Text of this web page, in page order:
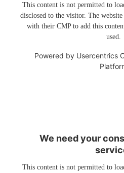
This content is not permitted to
disclosed to the visitor. The
with their CMP to add this
used.
Powered by Usercentrics
We need your
This content is not permitted to